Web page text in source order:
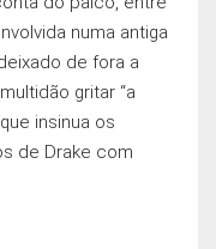
numa antiga
de fora a
gritar “a
insinua os
de Drake com